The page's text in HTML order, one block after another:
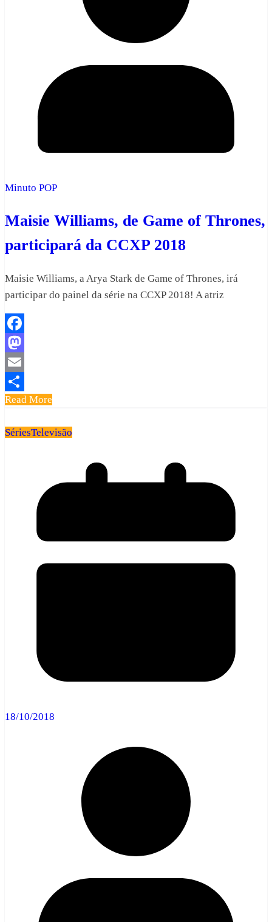
Minuto POP
Maisie Williams, de Game of Thrones,
participará da CCXP 2018
Maisie Williams, a Arya Stark de Game of Thrones, irá
participar do painel da série na CCXP 2018! A atriz
Facebook
Mastodon
Email
Share
Read More
SériesTelevisão
18/10/2018